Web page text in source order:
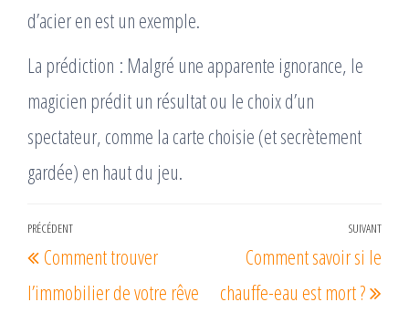
d’acier en est un exemple.
La prédiction : Malgré une apparente ignorance, le
magicien prédit un résultat ou le choix d’un
spectateur, comme la carte choisie (et secrètement
gardée) en haut du jeu.
Navigation
de
l’article
Article
précédent
PRÉCÉDENT
Comment trouver
l’immobilier de votre rêve
SUIVANT
Comment savoir si le
chauffe-eau est mort ?